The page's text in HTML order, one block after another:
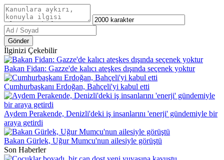
Gönder
İlginizi Çekebilir
Bakan Fidan: Gazze'de kalıcı ateşkes dışında seçenek yoktur
Cumhurbaşkanı Erdoğan, Bahçeli'yi kabul etti
Aydem Perakende, Denizli'deki iş insanlarını 'enerji' gündemiyle bir
araya getirdi
Bakan Gürlek, Uğur Mumcu'nun ailesiyle görüştü
Son Haberler